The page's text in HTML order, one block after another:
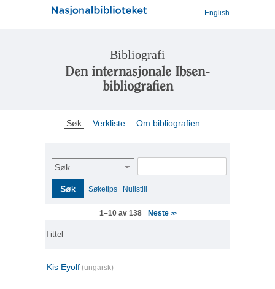
English
Bibliografi
Den internasjonale Ibsen-
bibliografien
Søk Verkliste Om bibliografien
Søk
Søk Søketips Nullstill
1–10 av 138 Neste >>
Tittel
Kis Eyolf (ungarsk)